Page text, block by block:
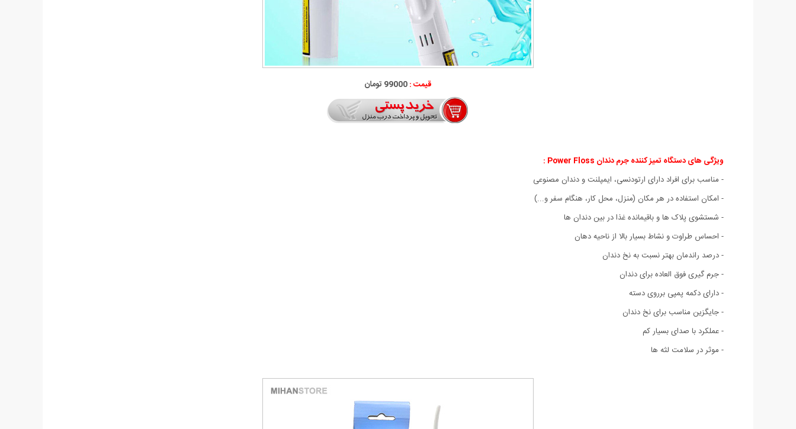
قیمت :99000 تومان
ویژگی هایدستگاه تمیز کننده جرم دندان Power Floss :
- مناسب برای افراد دارای ارتودنسی، ایمپلنت و دندان مصنوعی
- امکان استفاده در هر مکان (منزل، محل کار، هنگام سفر و...)
- شستشوی پلاک ها و باقیمانده غذا در بین دندان ها
- احساس طراوت و نشاط بسیار بالا از ناحیه دهان
- درصد راندمان بهتر نسبت به نخ دندان
- جرم گیری فوق العاده برای دندان
- دارای دکمه پمپی برروی دسته
- جایگزین مناسب برای نخ دندان
- عملکرد با صدای بسیار کم
- موثر در سلامت لثه ها